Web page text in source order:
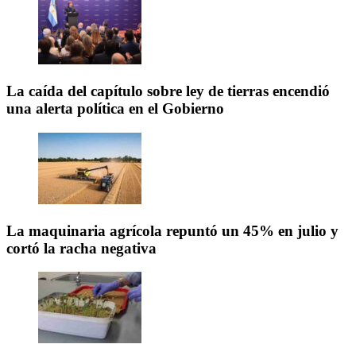
La caída del capítulo sobre ley de tierras encendió
una alerta política en el Gobierno
La maquinaria agrícola repuntó un 45% en julio y
cortó la racha negativa